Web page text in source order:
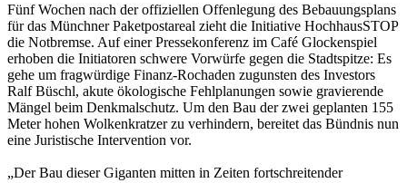
Fünf Wochen nach der offiziellen Offenlegung des Bebauungsplans
für das Münchner Paketpostareal zieht die Initiative HochhausSTOP
die Notbremse. Auf einer Pressekonferenz im Café Glockenspiel
erhoben die Initiatoren schwere Vorwürfe gegen die Stadtspitze: Es
gehe um fragwürdige Finanz-Rochaden zugunsten des Investors
Ralf Büschl, akute ökologische Fehlplanungen sowie gravierende
Mängel beim Denkmalschutz. Um den Bau der zwei geplanten 155
Meter hohen Wolkenkratzer zu verhindern, bereitet das Bündnis nun
eine Juristische Intervention vor.
„Der Bau dieser Giganten mitten in Zeiten fortschreitender